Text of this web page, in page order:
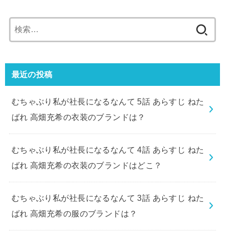
索:
最近の投稿
むちゃぶり私が社長になるなんて 5話 あらすじ ねた
ばれ 高畑充希の衣装のブランドは？
むちゃぶり私が社長になるなんて 4話 あらすじ ねた
ばれ 高畑充希の衣装のブランドはどこ？
むちゃぶり私が社長になるなんて 3話 あらすじ ねた
ばれ 高畑充希の服のブランドは？